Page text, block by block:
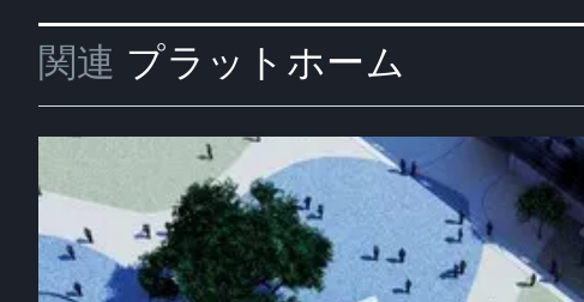
関連 プラットホーム